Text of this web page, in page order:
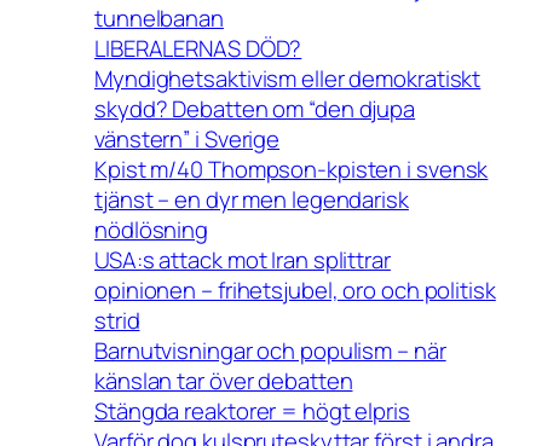
tunnelbanan
LIBERALERNAS DÖD?
Myndighetsaktivism eller demokratiskt
skydd? Debatten om “den djupa
vänstern” i Sverige
Kpist m/40 Thompson-kpisten i svensk
tjänst – en dyr men legendarisk
nödlösning
USA:s attack mot Iran splittrar
opinionen – frihetsjubel, oro och politisk
strid
Barnutvisningar och populism – när
känslan tar över debatten
Stängda reaktorer = högt elpris